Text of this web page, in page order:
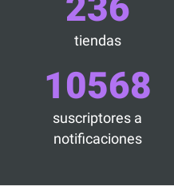
tiendas
10568
suscriptores a
notificaciones